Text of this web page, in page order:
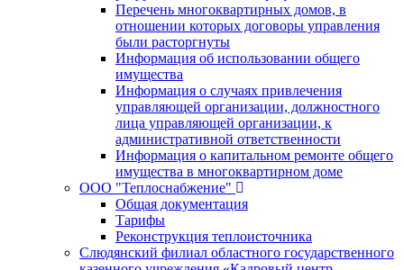
Перечень многоквартирных домов, в
отношении которых договоры управления
были расторгнуты
Информация об использовании общего
имущества
Информация о случаях привлечения
управляющей организации, должностного
лица управляющей организации, к
административной ответственности
Информация о капитальном ремонте общего
имущества в многоквартирном доме
ООО "Теплоснабжение"
Общая документация
Тарифы
Реконструкция теплоисточника
Слюдянский филиал областного государственного